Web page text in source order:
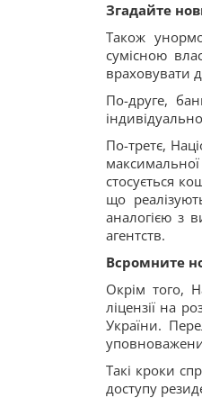
Згадайте
Також
сумісною
враховувати
По-друге,
По-третє,
стосується
що
аналогією з
агентств.
Всромните
Окрім того,
ліцензії на
України.
Такі кроки
доступу